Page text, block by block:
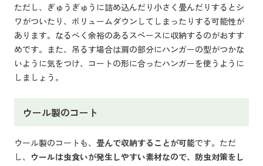
ただし、ぎゅうぎゅうに詰め込んだり小さく畳んだりするとシ
ワがついたり、ボリュームダウンしてしまったりする可能性が
あります。なるべく余裕のあるスペースに収納するのがおすす
めです。また、吊るす場合は肩の部分にハンガーの型がつかな
いように気をつけ、コートの形に合ったハンガーを使うように
しましょう。
ウール製のコート
ウール製のコートも、 畳んで収納することが可能です。ただ
し、 ウールは虫食いが発生しやすい素材なので、防虫対策をし